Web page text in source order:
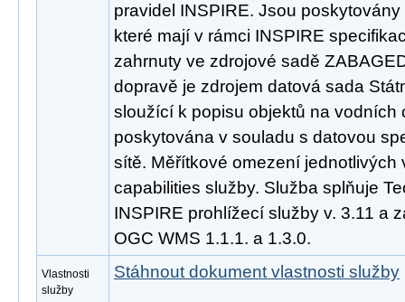
pravidel INSPIRE. Jsou
které mají v rámci INSPIRE
zahrnuty ve zdrojové sadě
dopravě je zdrojem datová sada
sloužící k popisu objektů na vodních
poskytována v souladu s datovou
sítě. Měřítkové omezení jednotlivých
capabilities služby. Služba splňuje
INSPIRE prohlížecí služby v. 3.11 a
OGC WMS 1.1.1. a 1.3.0.
Vlastnosti
služby
Stáhnout dokument vlastnosti služby